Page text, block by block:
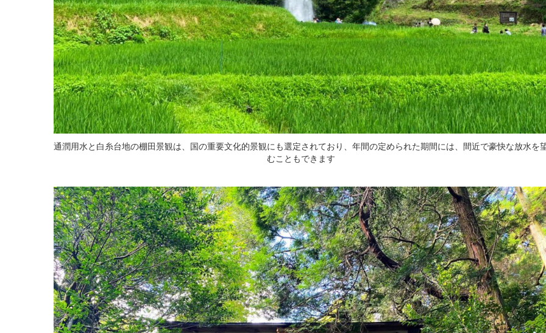
通潤用水と白糸台地の棚田景観は、国の重要文化的景観にも選定されており、年間の定められた期間には、間近で豪快な放水を
むこともできます